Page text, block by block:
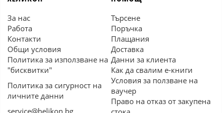
За нас
Работа
Контакти
Общи условия
Политика за използване на
"бисквитки"
Политика за сигурност на
личните данни
service@helikon.bg
Търсене
Поръчка
Плащания
Доставка
Данни за клиента
Как да свалим е-книги
Условия за ползване на
ваучер
Право на отказ от закупена